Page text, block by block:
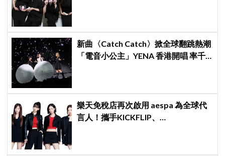
新曲〈Catch Catch〉掀全球翻跳熱潮
「電音小公主」YENA 香港開唱 率千
樂天免稅店再次啟用 aespa 為全球代
言人！攜手KICKFLIP、